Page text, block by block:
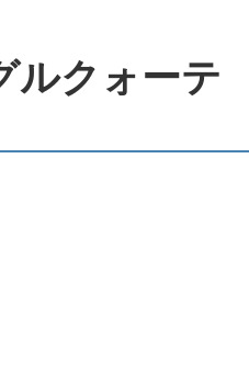
ルクォーテ